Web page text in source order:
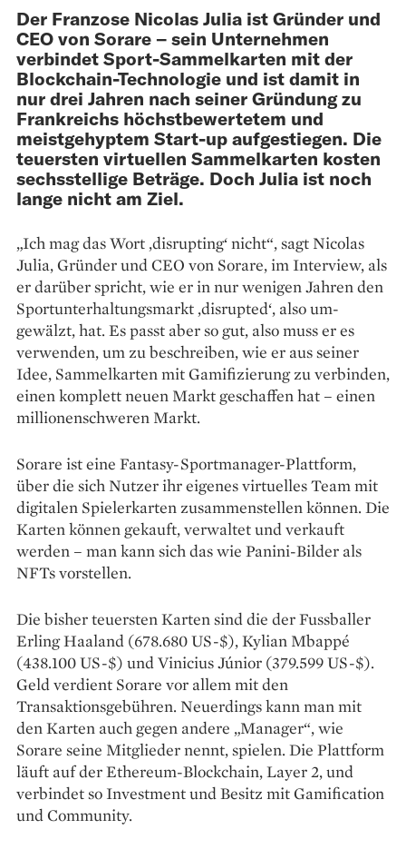
Der Franzose Nicolas Julia ist Gründer und
CEO von Sorare – sein Unternehmen
verbindet Sport-Sammelkarten mit der
Blockchain-Technologie und ist damit in
nur drei Jahren nach seiner Gründung zu
Frankreichs höchst­bewertetem und
meistgehyptem Start-up aufgestiegen. Die
teuersten virtuellen Sammelkarten kosten
sechsstellige Beträge. Doch Julia ist noch
lange nicht am Ziel.
„Ich mag das Wort ‚disrupting‘ nicht“, sagt Nicolas
Julia, Gründer und CEO von Sorare, im Interview, als
er darüber spricht, wie er in nur wenigen Jahren den
Sportunter­haltungsmarkt ‚disrupted‘, also um­
gewälzt, hat. Es passt aber so gut, also muss er es
verwenden, um zu beschreiben, wie er aus seiner
Idee, Sammelkarten mit Gamifizierung zu verbinden,
einen komplett neuen Markt geschaffen hat – einen
millionenschweren Markt.
Sorare ist eine Fantasy-Sportmanager-Plattform,
über die sich Nutzer ihr eigenes virtuelles Team mit
digitalen Spielerkarten zusammenstellen können. Die
Karten können gekauft, verwaltet und verkauft
werden – man kann sich das wie Panini-Bilder als
NFTs vor­stellen.
Die bisher teuersten Karten sind die der Fussballer
Erling Haaland (678.680 US-$), Kylian Mbappé
(438.100 US-$) und Vinicius Júnior (379.599 US-$).
Geld verdient Sorare vor allem mit den
Transaktionsgebühren. Neuerdings kann man mit
den Karten auch gegen andere „Manager“, wie
Sorare seine Mitglieder nennt, spielen. Die Plattform
läuft auf der Ethereum-Blockchain, Layer 2, und
verbindet so Investment und Besitz mit Gamification
und Community.